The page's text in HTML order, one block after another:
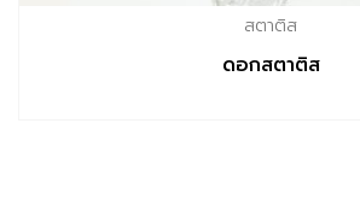
สตาติส
ดอกสตาติส